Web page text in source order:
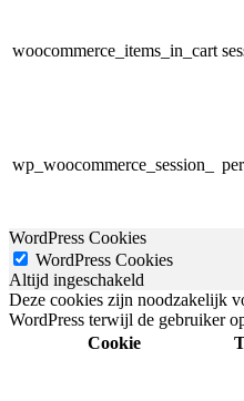
woocommerce_items_in_cart
wp_woocommerce_session_
WordPress Cookies
WordPress Cookies
Altijd ingeschakeld
Deze cookies zijn noodzakelijk
WordPress terwijl de gebruiker
Cookie